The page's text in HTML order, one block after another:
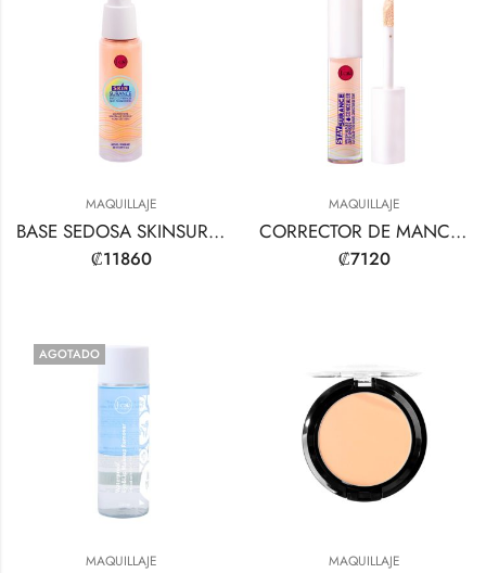
MAQUILLAJE
BASE SEDOSA SKINSURANCE MAX COVERAGE
₡11860
MAQUILLAJE
CORRECTOR DE MANCHAS
₡7120
AGOTADO
MAQUILLAJE MAQUILLAJE